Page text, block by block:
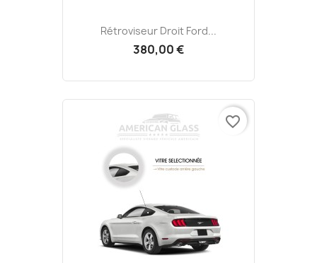
Rétroviseur Droit Ford...
380,00 €
favorite_border